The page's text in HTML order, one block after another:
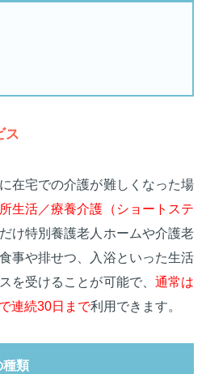
ス
在宅での介護が難しくなった場
生活／療養介護（ショートステ
け特別養護老人ホームや介護老
事や排せつ、入浴といった生活
を受けることが可能で、 通常は
連続30日まで利用できます。
種類